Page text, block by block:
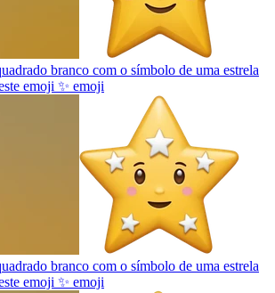
branco com o símbolo de uma estrela
emoji ✨ emoji
branco com o símbolo de uma estrela
emoji ✨ emoji